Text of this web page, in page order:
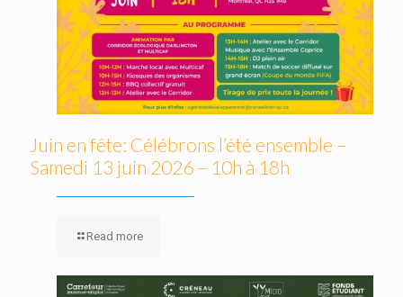
Juin en fête: Célébrons l’été ensemble –
Samedi 13 juin 2026 – 10h à 18h
Read more